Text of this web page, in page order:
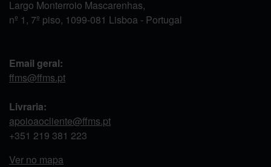
Largo Monterroio Mascarenhas,
nº 1, 7º piso, 1099-081 Lisboa - Portugal
Email geral:
ffms@ffms.pt
Livraria:
apoioaocliente@ffms.pt
+351 219 381 223
Ver no mapa